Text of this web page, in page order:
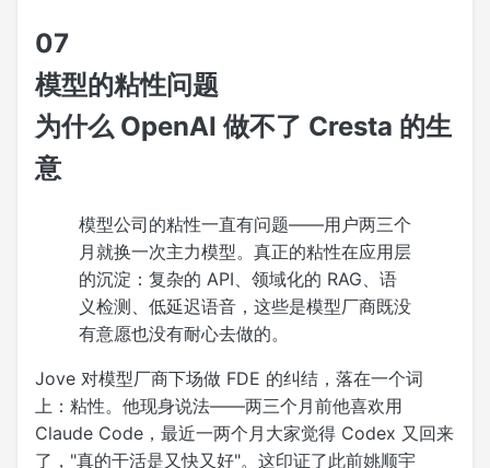
07
模型的粘性问题
为什么 OpenAI 做不了 Cresta 的生
意
模型公司的粘性一直有问题——用户两三个
月就换一次主力模型。真正的粘性在应用层
的沉淀：复杂的 API、领域化的 RAG、语
义检测、低延迟语音，这些是模型厂商既没
有意愿也没有耐心去做的。
Jove 对模型厂商下场做 FDE 的纠结，落在一个词
上：粘性。他现身说法——两三个月前他喜欢用
Claude Code，最近一两个月大家觉得 Codex 又回来
了，"真的干活是又快又好"。这印证了此前姚顺宇